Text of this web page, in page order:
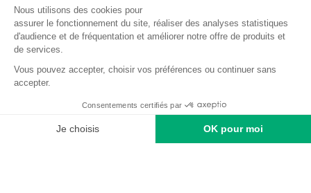
Nous utilisons des cookies pour
assurer le fonctionnement du site, réaliser des analyses statistiques
d'audience et de fréquentation et améliorer notre offre de produits et
de services.
Vous pouvez accepter, choisir vos préférences ou continuer sans
accepter.
Consentements certifiés par
Je choisis
OK pour moi
Annuler
Posts Site Mint